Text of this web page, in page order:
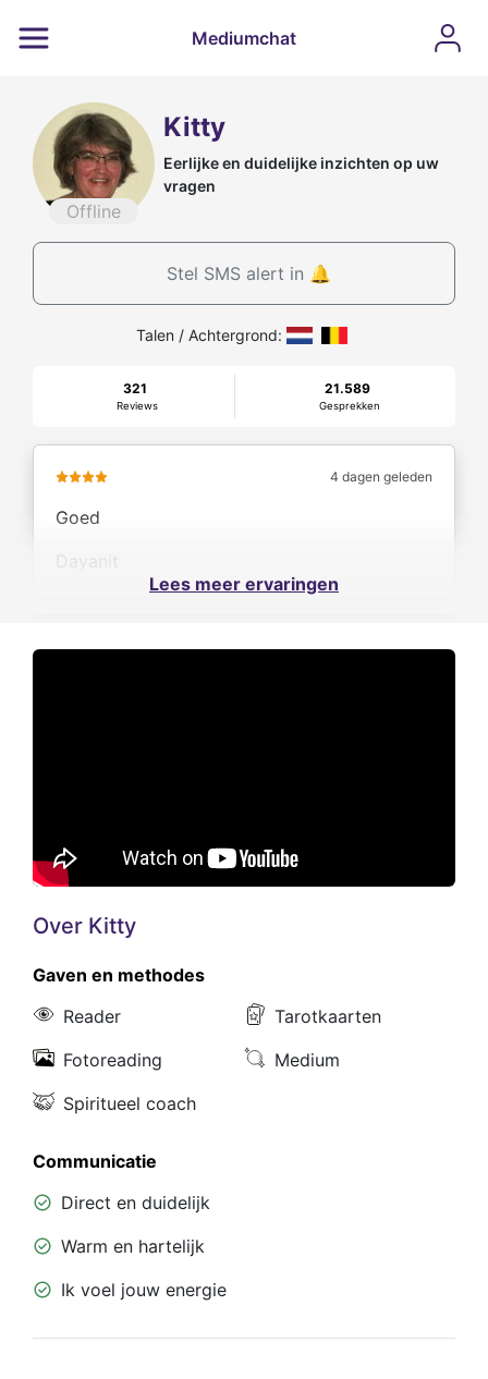
Mediumchat
Offline
Kitty
Eerlijke en duidelijke inzichten op uw
vragen
Stel SMS alert in 🔔
Talen / Achtergrond:
321
Reviews
21.589
Gesprekken
4 dagen geleden
Goed
Dayanit
Lees meer ervaringen
Over Kitty
Gaven en methodes
Reader
Tarotkaarten
Fotoreading
Medium
Spiritueel coach
Communicatie
Direct en duidelijk
Warm en hartelijk
Ik voel jouw energie